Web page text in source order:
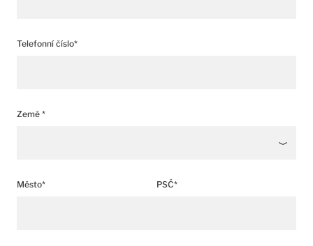
Telefonní číslo*
Země *
Město* PSČ*